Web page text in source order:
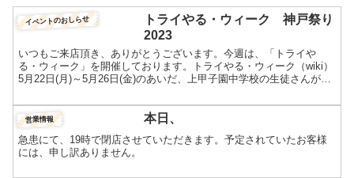
イベントのおしらせ
トライやる・ウィーク 神戸祭り
2023
いつもご来店頂き、ありがとうございます。今週は、「トライや
る・ウィーク」を開催しております。トライやる・ウィーク（wiki）
5月22日(月)～5月26日(金)のあいだ、上甲子園中学校の生徒さんが来
営業情報 本日、
急患にて、19時で閉店させていただきます。予定されていたお客様
には、申し訳ありません。